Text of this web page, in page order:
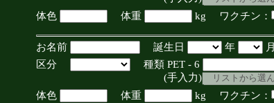
体色
体重 kg ワクチン：
お名前 誕生日 年 月
区分
種類 PET - 6
(手入力)
体色
体重 kg ワクチン：